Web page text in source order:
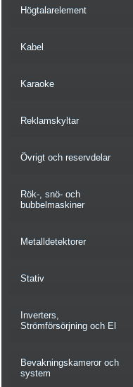
Högtalarelement
Kabel
Karaoke
Reklamskyltar
Övrigt och reservdelar
Rök-, snö- och
bubbelmaskiner
Metalldetektorer
Stativ
Inverters,
Strömförsörjning och El
Bevakningskameror och
system